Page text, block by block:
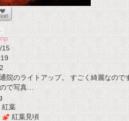
15
2
院のライトアップ。 すごく綺麗なので
で写真…
紅葉
紅葉見頃